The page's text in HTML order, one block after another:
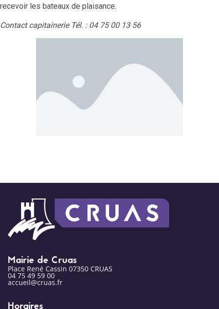
recevoir les bateaux de plaisance.
Contact capitainerie Tél. : 04 75 00 13 56
Mairie de Cruas
Place René Cassin 07350 CRUAS
04 75 49 59 00
accueil@cruas.fr